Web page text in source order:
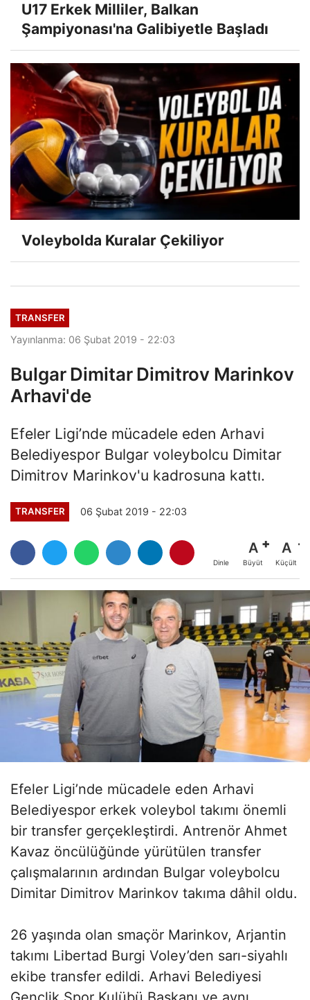
U17 Erkek Milliler, Balkan
Şampiyonası'na Galibiyetle Başladı
Voleybolda Kuralar Çekiliyor
TRANSFER
Yayınlanma: 06 Şubat 2019 - 22:03
Bulgar Dimitar Dimitrov Marinkov
Arhavi'de
Efeler Ligi’nde mücadele eden Arhavi
Belediyespor Bulgar voleybolcu Dimitar
Dimitrov Marinkov'u kadrosuna kattı.
TRANSFER 06 Şubat 2019 - 22:03
Dinle
A
Büyüt
A
Küçült
Efeler Ligi’nde mücadele eden Arhavi
Belediyespor erkek voleybol takımı önemli
bir transfer gerçekleştirdi. Antrenör Ahmet
Kavaz öncülüğünde yürütülen transfer
çalışmalarının ardından Bulgar voleybolcu
Dimitar Dimitrov Marinkov takıma dâhil oldu.
26 yaşında olan smaçör Marinkov, Arjantin
takımı Libertad Burgi Voley’den sarı-siyahlı
ekibe transfer edildi. Arhavi Belediyesi